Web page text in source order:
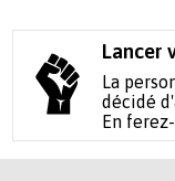
Lancer
La
décidé
En